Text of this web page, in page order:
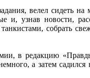
велел сидеть
узнав новости,
собрать
в редакцию
а затем